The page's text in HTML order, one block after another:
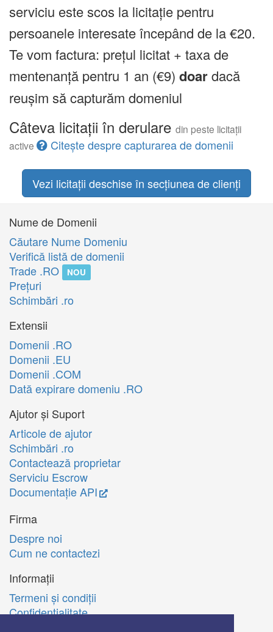
serviciu este scos la licitație pentru
persoanele interesate începând de la €20.
Te vom factura: prețul licitat + taxa de
mentenanță pentru 1 an (€9) doardacă
reușim să capturăm domeniul
Câteva licitații în derulare din peste licitații
active
Citește despre capturarea de domenii
Vezi licitații deschise în secțiunea de clienți
Nume de Domenii
Căutare Nume Domeniu
Verifică listă de domenii
Trade .RO
NOU
Preţuri
Schimbări .ro
Extensii
Domenii .RO
Domenii .EU
Domenii .COM
Dată expirare domeniu .RO
Ajutor și Suport
Articole de ajutor
Schimbări .ro
Contactează proprietar
Serviciu Escrow
Documentație API
Firma
Despre noi
Cum ne contactezi
Informații
Termeni şi condiţii
Confidenţialitate